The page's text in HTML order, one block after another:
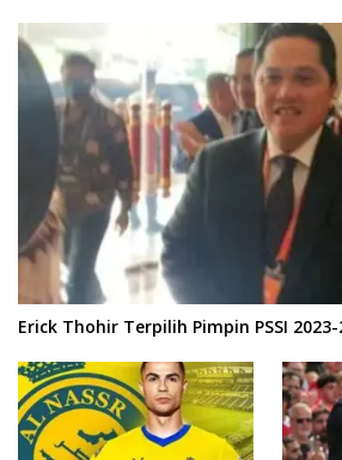
Erick Thohir Terpilih Pimpin PSSI 2023-